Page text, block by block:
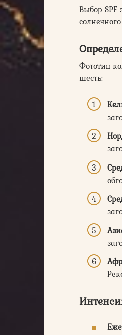
Выбор SPF
Фототип
шесть: